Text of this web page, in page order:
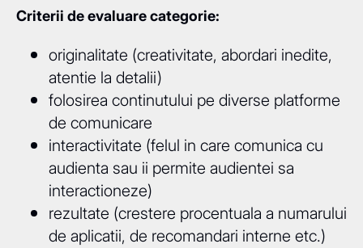
Criterii de evaluare categorie:
originalitate (creativitate, abordari inedite,
atentie la detalii)
folosirea continutului pe diverse platforme
de comunicare
interactivitate (felul in care comunica cu
audienta sau ii permite audientei sa
interactioneze)
rezultate (crestere procentuala a numarului
de aplicatii, de recomandari interne etc.)